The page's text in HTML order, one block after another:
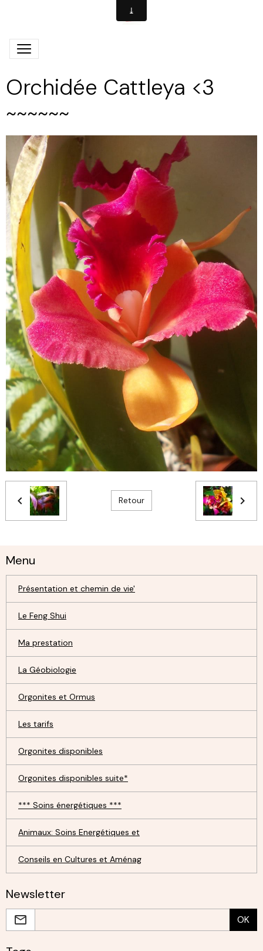
Orchidée Cattleya <3
~~~~~~
Retour
Menu
Présentation et chemin de vie'
Le Feng Shui
Ma prestation
La Géobiologie
Orgonites et Ormus
Les tarifs
Orgonites disponibles
Orgonites disponibles suite*
*** Soins énergétiques ***
Animaux: Soins Energétiques et
Conseils en Cultures et Aménag
Newsletter
OK